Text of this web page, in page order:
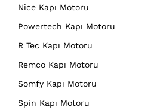
Nice Kapı Motoru
Powertech Kapı Motoru
R Tec Kapı Motoru
Remco Kapı Motoru
Somfy Kapı Motoru
Spin Kapı Motoru